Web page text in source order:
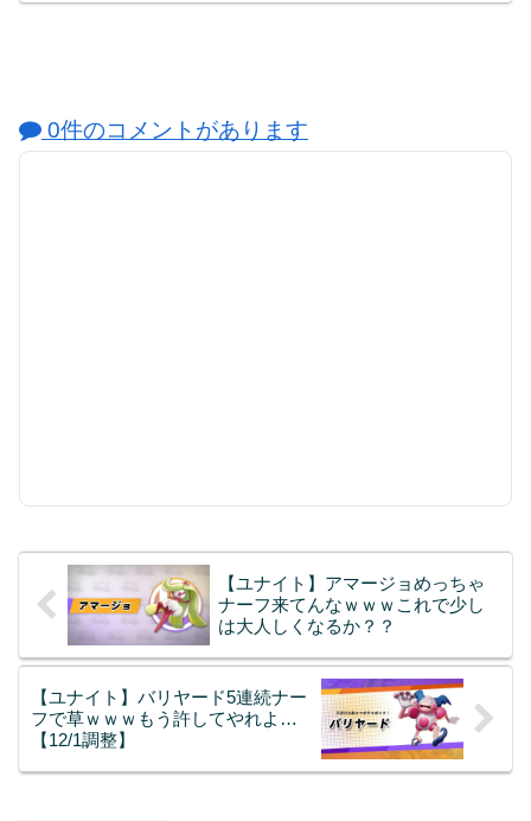
0件のコメントがあります
【ユナイト】アマージョめっちゃ
ナーフ来てんなｗｗｗこれで少し
は大人しくなるか？？
【ユナイト】バリヤード5連続ナー
フで草ｗｗｗもう許してやれよ…
【12/1調整】